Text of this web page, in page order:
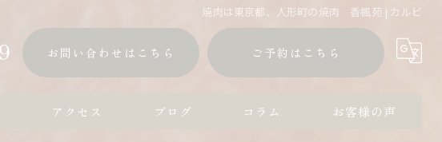
焼肉は東京都、人形町の焼肉 香楓苑 | カルビ
お問い合わせはこちら ご予約はこちら
アクセス ブログ コラム お客様の声